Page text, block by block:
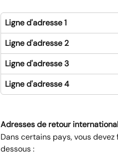
Ligne d'adresse 1
Ligne d'adresse 2
Ligne d'adresse 3
Ligne d'adresse 4
Adresses de retour
Dans certains pays, vous
dessous :